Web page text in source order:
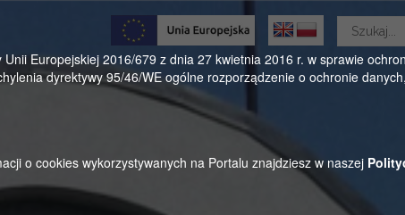
Europejskiej 2016/679 z dnia 27 kwietnia 2016 r. w sprawie
dyrektywy 95/46/WE ogólne rozporządzenie o ochronie
o cookies wykorzystywanych na Portalu znajdziesz w naszej
Oficjalny
ul. Kościuszki 28,
Wyszukaj
serwisie